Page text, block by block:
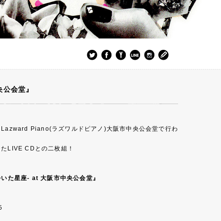
会堂』
Piano(ラズワルドピアノ)大阪市中央公会堂で行わ
LIVE CDとの二枚組！
た星座- at 大阪市中央公会堂』